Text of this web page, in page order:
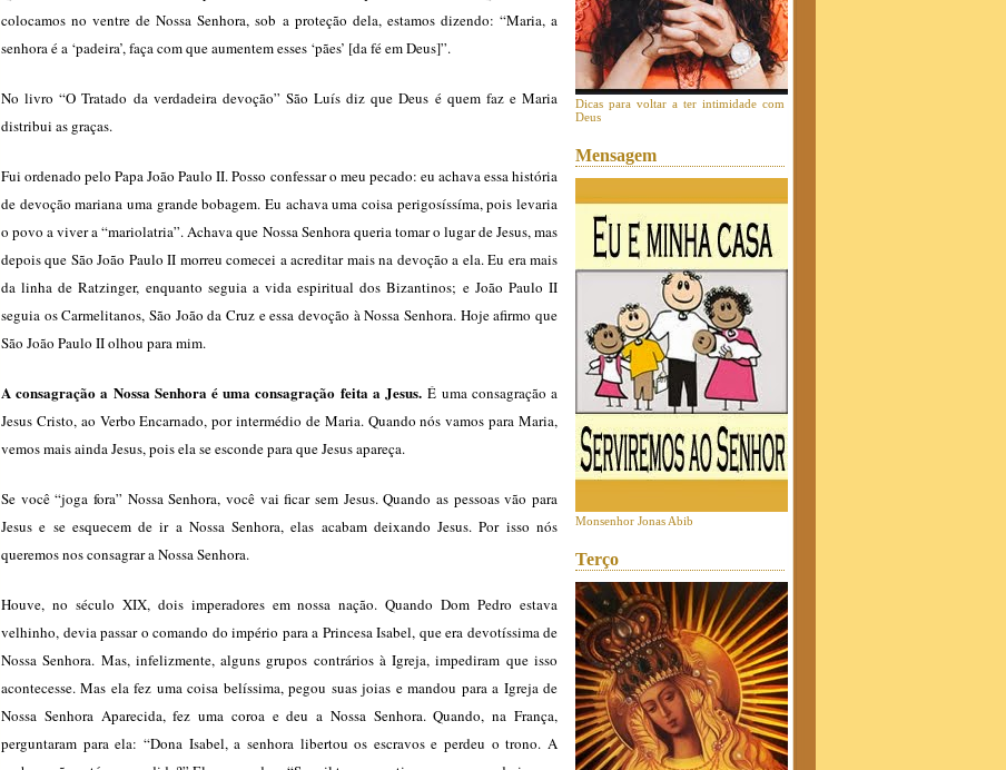
colocamos no ventre de Nossa Senhora, sob a proteção dela, estamos dizendo: “Maria, a
senhora é a ‘padeira’, faça com que aumentem esses ‘pães’ [da fé em Deus]”.
No livro “O Tratado da verdadeira devoção” São Luís diz que Deus é quem faz e Maria
distribui as graças.
Fui ordenado pelo Papa João Paulo II. Posso confessar o meu pecado: eu achava essa história
de devoção mariana uma grande bobagem. Eu achava uma coisa perigosíssíma, pois levaria
o povo a viver a “mariolatria”. Achava que Nossa Senhora queria tomar o lugar de Jesus, mas
depois que São João Paulo II morreu comecei a acreditar mais na devoção a ela. Eu era mais
da linha de Ratzinger, enquanto seguia a vida espiritual dos Bizantinos; e João Paulo II
seguia os Carmelitanos, São João da Cruz e essa devoção à Nossa Senhora. Hoje afirmo que
São João Paulo II olhou para mim.
A consagração a Nossa Senhora é uma consagração feita a Jesus. É uma consagração a
Jesus Cristo, ao Verbo Encarnado, por intermédio de Maria. Quando nós vamos para Maria,
vemos mais ainda Jesus, pois ela se esconde para que Jesus apareça.
Se você “joga fora” Nossa Senhora, você vai ficar sem Jesus. Quando as pessoas vão para
Jesus e se esquecem de ir a Nossa Senhora, elas acabam deixando Jesus. Por isso nós
queremos nos consagrar a Nossa Senhora.
Houve, no século XIX, dois imperadores em nossa nação. Quando Dom Pedro estava
velhinho, devia passar o comando do império para a Princesa Isabel, que era devotíssima de
Nossa Senhora. Mas, infelizmente, alguns grupos contrários à Igreja, impediram que isso
acontecesse. Mas ela fez uma coisa belíssima, pegou suas joias e mandou para a Igreja de
Nossa Senhora Aparecida, fez uma coroa e deu a Nossa Senhora. Quando, na França,
perguntaram para ela: “Dona Isabel, a senhora libertou os escravos e perdeu o trono. A
Dicas para voltar a ter intimidade com
Deus
Mensagem
Monsenhor Jonas Abib
Terço